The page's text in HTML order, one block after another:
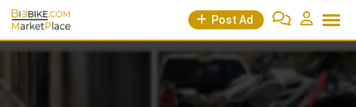
Skip
content
Post Ad